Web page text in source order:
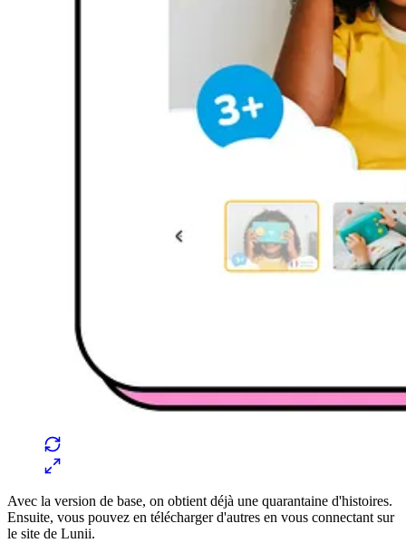
Avec la version de base, on obtient déjà une quarantaine d'histoires.
Ensuite, vous pouvez en télécharger d'autres en vous connectant sur
le site de Lunii.